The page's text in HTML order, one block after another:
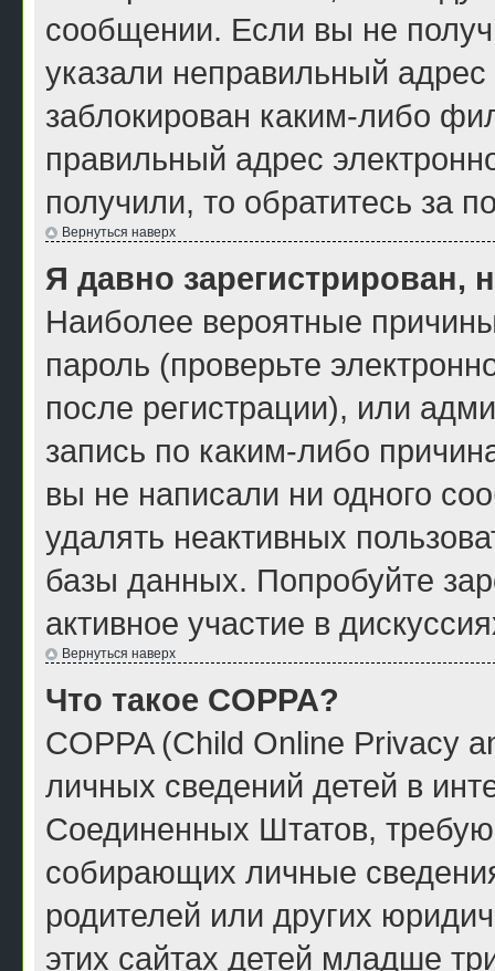
сообщении. Если вы не
указали неправильный
заблокирован каким-либо
правильный адрес
получили, то обратитесь за
Вернуться наверх
Я давно зарегистрирован,
Наиболее вероятные
пароль (проверьте
после регистрации), или
запись по каким-либо
вы не написали ни одного
удалять неактивных
базы данных. Попробуйте
активное участие в
Вернуться наверх
Что такое COPPA?
COPPA (Child Online Privacy
личных сведений детей в
Соединенных Штатов,
собирающих личные
родителей или других
этих сайтах детей младше